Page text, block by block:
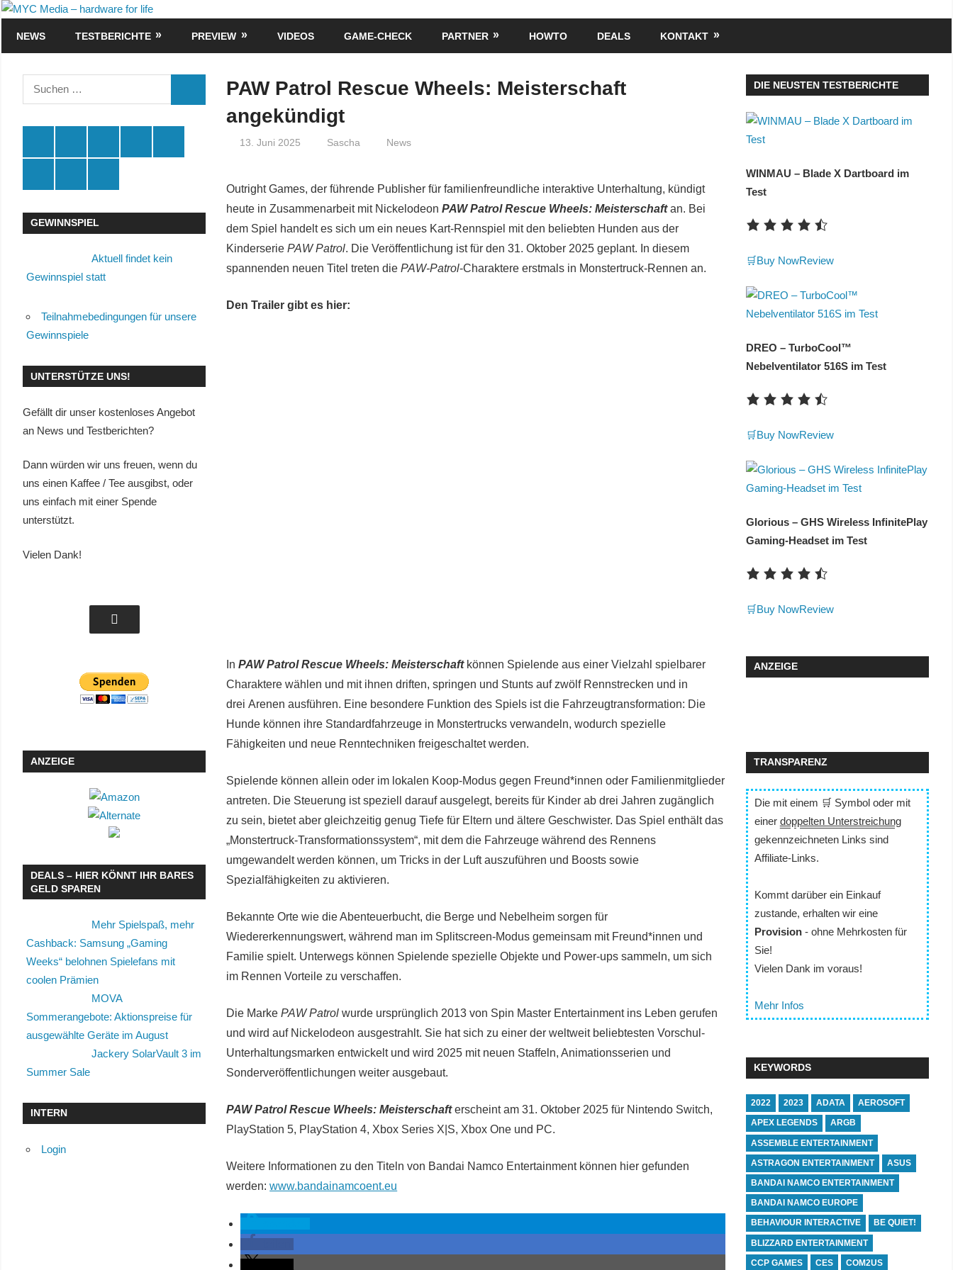
Zum
MYC
Media
–
hardware
NEWS TESTBERICHTE PREVIEW VIDEOS GAME-CHECK PARTNER HOWTO DEALS KONTAKT
PAW Patrol Rescue Wheels: Meisterschaft
angekündigt
13. Juni 2025 Sascha News
Outright Games, der führende Publisher für familienfreundliche interaktive Unterhaltung, kündigt
heute in Zusammenarbeit mit NickelodeonPAW Patrol Rescue Wheels: Meisterschaftan. Bei
dem Spiel handelt es sich um ein neues Kart-Rennspiel mit den beliebten Hunden aus der
KinderseriePAW Patrol. Die Veröffentlichung ist für den 31. Oktober 2025 geplant. In diesem
spannenden neuen Titel treten diePAW-Patrol-Charaktere erstmals in Monstertruck-Rennen an.
Den Trailer gibt es hier:
InPAW Patrol Rescue Wheels: Meisterschaftkönnen Spielende aus einer Vielzahl spielbarer
Charaktere wählen und mit ihnen driften, springen und Stunts auf zwölf Rennstrecken und in
drei Arenen ausführen. Eine besondere Funktion des Spiels ist die Fahrzeugtransformation: Die
Hunde können ihre Standardfahrzeuge in Monstertrucks verwandeln, wodurch spezielle
Fähigkeiten und neue Renntechniken freigeschaltet werden.
Spielende können allein oder im lokalen Koop-Modus gegen Freund*innen oder Familienmitglieder
antreten. Die Steuerung ist speziell darauf ausgelegt, bereits für Kinder ab dreiJahren zugänglich
zu sein, bietet aber gleichzeitig genug Tiefe für Eltern und ältere Geschwister. Das Spiel enthält das
„Monstertruck-Transformationssystem“, mit dem die Fahrzeuge während des Rennens
umgewandelt werden können, um Tricks in der Luft auszuführen und Boosts sowie
Spezialfähigkeiten zu aktivieren.
Bekannte Orte wie die Abenteuerbucht, die Berge und Nebelheim sorgen für
Wiedererkennungswert, während man im Splitscreen-Modus gemeinsam mit Freund*innen und
Familie spielt. Unterwegs können Spielende spezielle Objekte und Power-ups sammeln, um sich
im Rennen Vorteile zu verschaffen.
Die MarkePAW Patrol wurde ursprünglich 2013 von Spin Master Entertainment ins Leben gerufen
und wird auf Nickelodeon ausgestrahlt. Sie hat sich zu einer der weltweit beliebtesten Vorschul-
Unterhaltungsmarken entwickelt und wird 2025 mit neuen Staffeln, Animationsserien und
Sonderveröffentlichungen weiter ausgebaut.
PAW Patrol Rescue Wheels: Meisterschafterscheint am 31. Oktober 2025 für Nintendo Switch,
PlayStation 5, PlayStation 4, Xbox Series X|S, Xbox One und PC.
Weitere Informationen zu den Titeln von Bandai Namco Entertainment können hier gefunden
werden:www.bandainamcoent.eu
Suchen
nach:
GEWINNSPIEL
Aktuell findet kein
Gewinnspiel statt
Teilnahmebedingungen für unsere
Gewinnspiele
UNTERSTÜTZE UNS!
Gefällt dir unser kostenloses Angebot
an News und Testberichten?
Dann würden wir uns freuen, wenn du
uns einen Kaffee / Tee ausgibst, oder
uns einfach mit einer Spende
unterstützt.
Vielen Dank!
ANZEIGE
DEALS – HIER KÖNNT IHR BARES
GELD SPAREN
Mehr Spielspaß, mehr
Cashback: Samsung „Gaming
Weeks“ belohnen Spielefans mit
coolen Prämien
MOVA
Sommerangebote: Aktionspreise für
ausgewählte Geräte im August
Jackery SolarVault 3 im
Summer Sale
INTERN
Login
DIE NEUSTEN TESTBERICHTE
WINMAU – Blade X Dartboard im
Test
🛒Buy NowReview
DREO – TurboCool™
Nebelventilator 516S im Test
🛒Buy NowReview
Glorious – GHS Wireless InfinitePlay
Gaming-Headset im Test
🛒Buy NowReview
ANZEIGE
TRANSPARENZ
Die mit einem 🛒 Symbol oder mit
einer doppelten Unterstreichung
gekennzeichneten Links sind
Affiliate-Links.
Kommt darüber ein Einkauf
zustande, erhalten wir eine
Provision- ohne Mehrkosten für
Sie!
Vielen Dank im voraus!
Mehr Infos
KEYWORDS
2022 2023 ADATA AEROSOFT
APEX LEGENDS ARGB
ASSEMBLE ENTERTAINMENT
ASTRAGON ENTERTAINMENT ASUS
BANDAI NAMCO ENTERTAINMENT
BANDAI NAMCO EUROPE
BEHAVIOUR INTERACTIVE BE QUIET!
BLIZZARD ENTERTAINMENT
CCP GAMES CES COM2US